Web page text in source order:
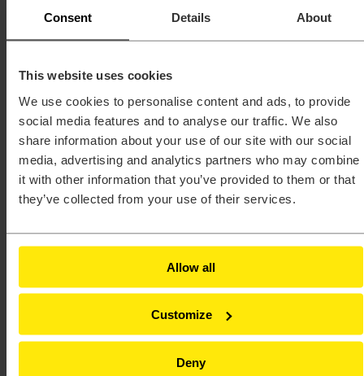
Consent Details About
This website uses cookies
We use cookies to personalise content and ads, to provide
social media features and to analyse our traffic. We also
share information about your use of our site with our social
media, advertising and analytics partners who may combine
it with other information that you’ve provided to them or that
they’ve collected from your use of their services.
Allow all
Customize
Deny
Projektowanie systemów elektronicznych (ESD)
AcuSolve™
EDEM™
Embed®
Feko®
FlightStream™
Flux®
FluxMotor®
HyperLife®
HyperMesh®
HyperView®
Inspire™ Extrude Polymer
Multiscale Designer®